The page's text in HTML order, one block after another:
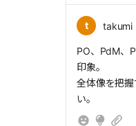
てもがむし
思い出した。
れている
t takumi
もっと読む
PO、PdM、
印象。
全体像を把
い。